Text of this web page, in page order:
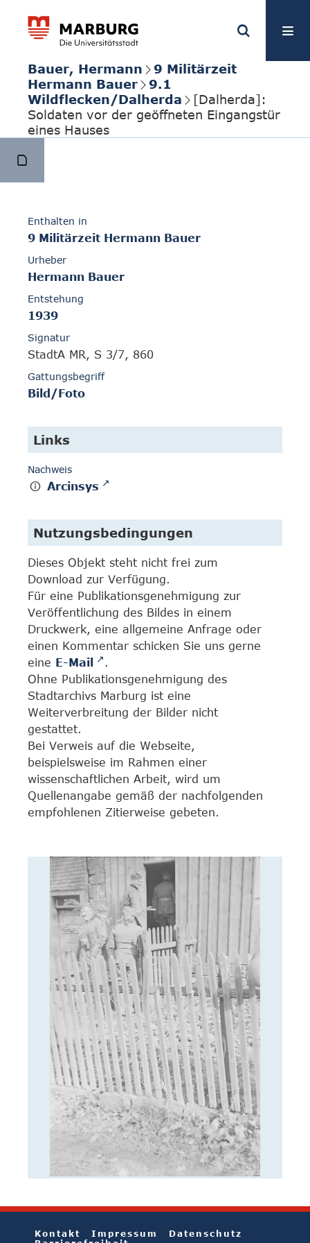
Bauer, Hermann
9 Militärzeit
Hermann Bauer
9.1
Wildflecken/Dalherda
[Dalherda]:
Soldaten vor der geöffneten Eingangstür
eines Hauses
Enthalten in
9 Militärzeit Hermann Bauer
Urheber
Hermann Bauer
Entstehung
1939
Signatur
StadtA MR, S 3/7, 860
Gattungsbegriff
Bild/Foto
Links
Nachweis
Arcinsys
Nutzungsbedingungen
Dieses Objekt steht nicht frei zum
Download zur Verfügung.
Für eine Publikationsgenehmigung zur
Veröffentlichung des Bildes in einem
Druckwerk, eine allgemeine Anfrage oder
einen Kommentar schicken Sie uns gerne
eine E-Mail
.
Ohne Publikationsgenehmigung des
Stadtarchivs Marburg ist eine
Weiterverbreitung der Bilder nicht
gestattet.
Bei Verweis auf die Webseite,
beispielsweise im Rahmen einer
wissenschaftlichen Arbeit, wird um
Quellenangabe gemäß der nachfolgenden
empfohlenen Zitierweise gebeten.
Kontakt Impressum
Datenschutz